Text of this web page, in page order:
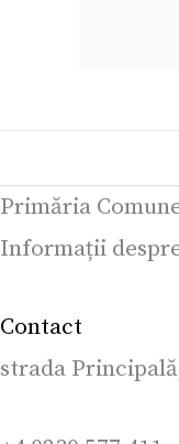
Primăria
Informații
Contact
strada